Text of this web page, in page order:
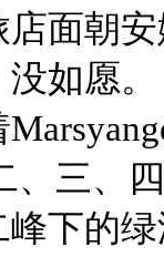
面朝
如愿。
、三、
下的